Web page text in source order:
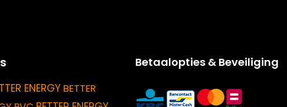
ENERGY BETTER
Betaalopties & Beveiliging